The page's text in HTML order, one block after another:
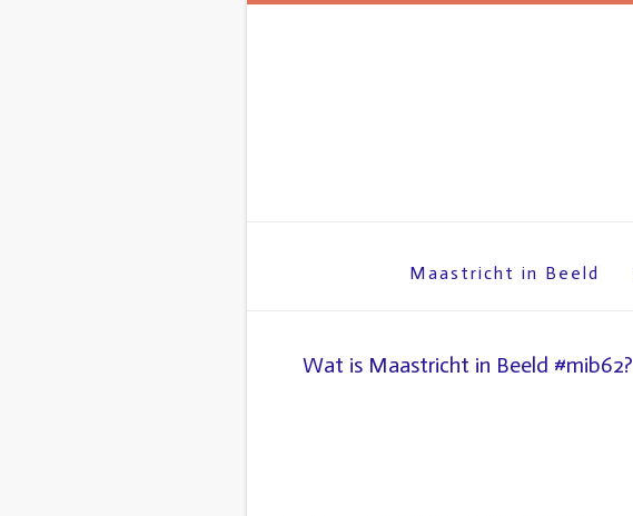
Maastricht in Beeld
Wat is Maastricht in Beeld #mib62?